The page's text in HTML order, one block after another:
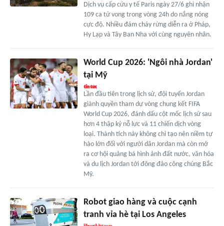
Dịch vụ cấp cứu y tế Paris ngày 27/6 ghi nhận
109 ca tử vong trong vòng 24h do nắng nóng
cực độ. Nhiều đám cháy rừng diễn ra ở Pháp,
Hy Lạp và Tây Ban Nha với cùng nguyên nhân.
World Cup 2026: 'Ngôi nhà Jordan'
tại Mỹ
Lần đầu tiên trong lịch sử, đội tuyển Jordan
giành quyền tham dự vòng chung kết FIFA
World Cup 2026, đánh dấu cột mốc lịch sử sau
hơn 4 thập kỷ nỗ lực và 11 chiến dịch vòng
loại. Thành tích này không chỉ tạo nên niềm tự
hào lớn đối với người dân Jordan mà còn mở
ra cơ hội quảng bá hình ảnh đất nước, văn hóa
và du lịch Jordan tới đông đảo công chúng Bắc
Mỹ.
Robot giao hàng và cuộc cạnh
tranh vỉa hè tại Los Angeles